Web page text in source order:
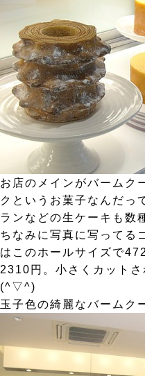
お店のメインがバームク
クというお菓子なんだっ
ランなどの生ケーキも数
ちなみに写真に写ってる
はこのホールサイズで
2310円。小さくカット
(^▽^)
玉子色の綺麗なバームク